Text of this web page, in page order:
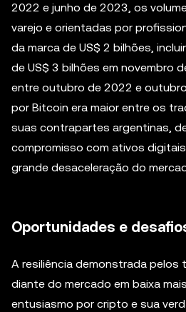
2022 e junho de 2023, os
varejo e orientadas por
da marca de US$ 2 bilhões,
de US$ 3 bilhões em novembro
entre outubro de 2022 e
por Bitcoin era maior entre os
suas contrapartes argentinas,
compromisso com ativos
grande desaceleração do
Oportunidades e
A resiliência demonstrada pelos
diante do mercado em baixa
entusiasmo por cripto e sua